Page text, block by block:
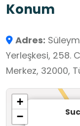
yapmasına
tasarlandı. Bu
ortaokul
hakkında bilgi
hakkında çeşitli
Canlılara ilgileri
Konum
Adres:
Yerleşkesi, 258.
Merkez, 32000,
+
−